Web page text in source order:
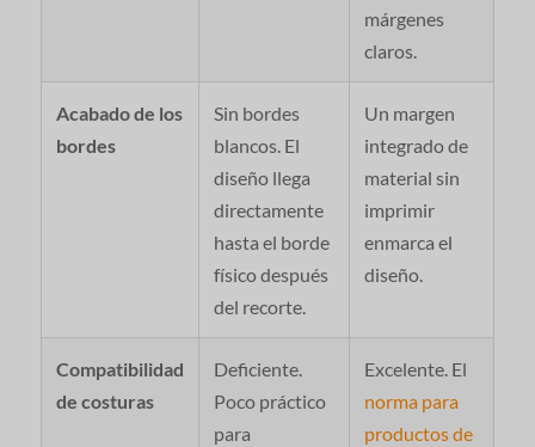
márgenes
claros.
Acabado de los
bordes
Sin bordes
blancos. El
diseño llega
directamente
hasta el borde
físico después
del recorte.
Un margen
integrado de
material sin
imprimir
enmarca el
diseño.
Compatibilidad
de costuras
Deficiente.
Poco práctico
para
Excelente. El
norma para
productos de